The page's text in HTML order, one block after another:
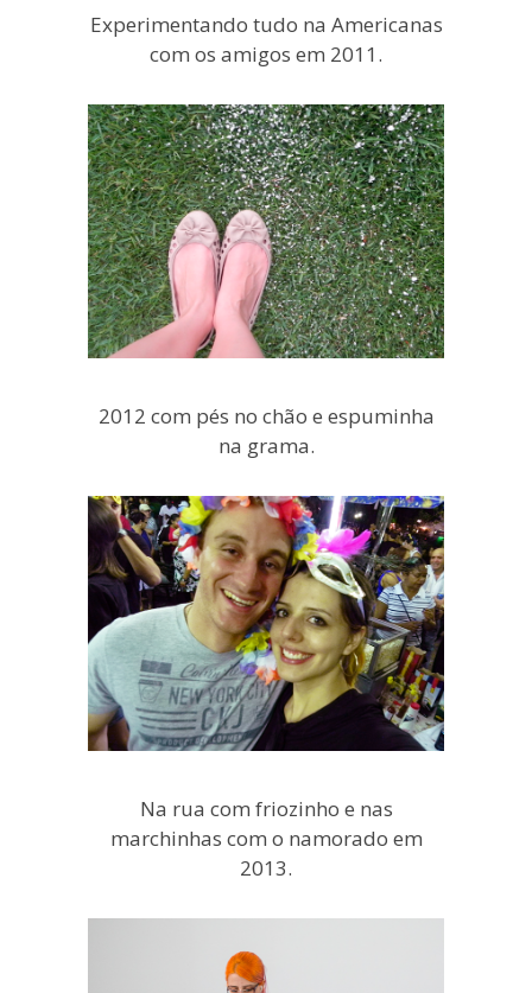
Experimentando tudo na Americanas
com os amigos em 2011.
2012 com pés no chão e espuminha
na grama.
Na rua com friozinho e nas
marchinhas com o namorado em
2013.